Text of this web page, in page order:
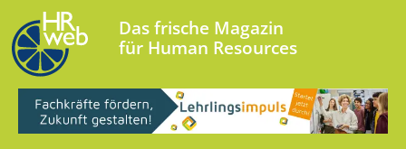
Das frische Magazin
für Human Resources